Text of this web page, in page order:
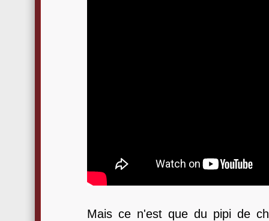
Mais ce n'est que du pipi de